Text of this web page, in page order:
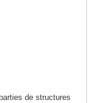
de structures